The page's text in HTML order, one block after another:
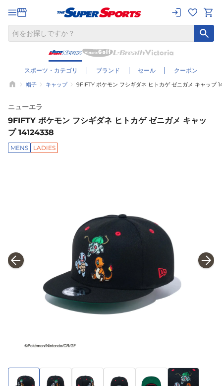
スポーツ・カテゴリ ブランド セール クーポン
帽子 キャップ 9FIFTY ポケモン フシギダネ ヒトカゲ ゼニガメ キャップ
ニューエラ
9FIFTY ポケモン フシギダネ ヒトカゲ ゼニガメ キャッ
プ 14124338
MENS LADIES